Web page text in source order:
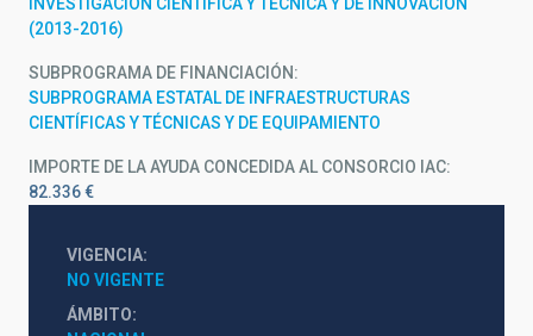
(2013-2016)
SUBPROGRAMA DE FINANCIACIÓN
SUBPROGRAMA ESTATAL DE INFRAESTRUCTURAS
CIENTÍFICAS Y TÉCNICAS Y DE EQUIPAMIENTO
IMPORTE DE LA AYUDA CONCEDIDA AL CONSORCIO IAC
82.336 €
VIGENCIA
NO VIGENTE
ÁMBITO